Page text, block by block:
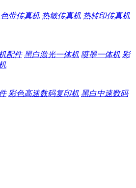
色带传真机 热敏传真机 热转印传真机
配件 黑白激光一体机 喷墨一体机 彩
彩色高速数码复印机 黑白中速数码